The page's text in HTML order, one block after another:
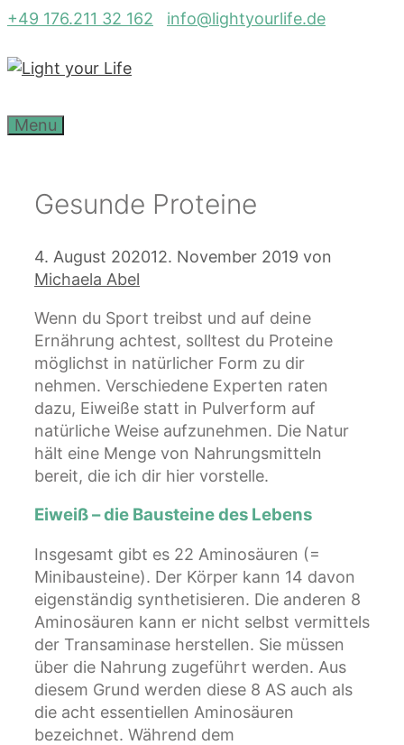
Zum
springen
+49 176.211 32 162 info@lightyourlife.de
Menu
Gesunde Proteine
4. August 202012. November 2019 von
Michaela Abel
Wenn du Sport treibst und auf deine
Ernährung achtest, solltest du Proteine
möglichst in natürlicher Form zu dir
nehmen. Verschiedene Experten raten
dazu, Eiweiße statt in Pulverform auf
natürliche Weise aufzunehmen. Die Natur
hält eine Menge von Nahrungsmitteln
bereit, die ich dir hier vorstelle.
Eiweiß – die Bausteine des Lebens
Insgesamt gibt es 22 Aminosäuren (=
Minibausteine). Der Körper kann 14 davon
eigenständig synthetisieren. Die anderen 8
Aminosäuren kann er nicht selbst vermittels
der Transaminase herstellen. Sie müssen
über die Nahrung zugeführt werden. Aus
diesem Grund werden diese 8 AS auch als
die acht essentiellen Aminosäuren
bezeichnet. Während dem